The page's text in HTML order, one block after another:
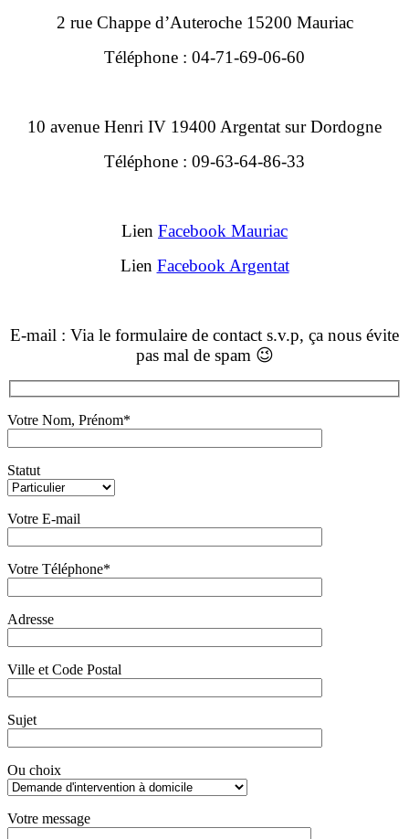
2 rue Chappe d’Auteroche 15200 Mauriac
Téléphone : 04-71-69-06-60
10 avenue Henri IV 19400 Argentat sur Dordogne
Téléphone : 09-63-64-86-33
Lien Facebook Mauriac
Lien Facebook Argentat
E-mail : Via le formulaire de contact s.v.p, ça nous évite
pas mal de spam 😉
Votre Nom, Prénom*
Statut
Votre E-mail
Votre Téléphone*
Adresse
Ville et Code Postal
Sujet
Ou choix
Votre message